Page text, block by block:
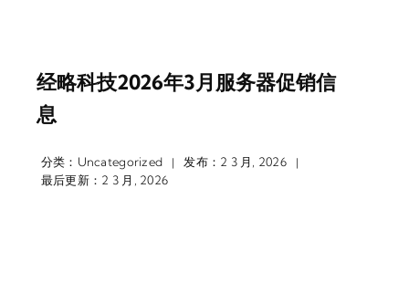
经略科技2026年3月服务器促销信
息
分类： Uncategorized | 发布：2 3 月, 2026
|
最后更新：2 3 月, 2026